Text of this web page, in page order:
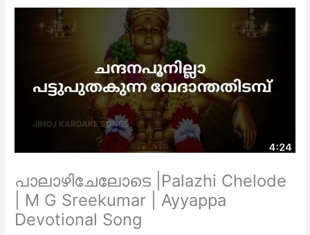
പാലാഴിചേലോടെ |Palazhi Chelode
| M G Sreekumar | Ayyappa
Devotional Song